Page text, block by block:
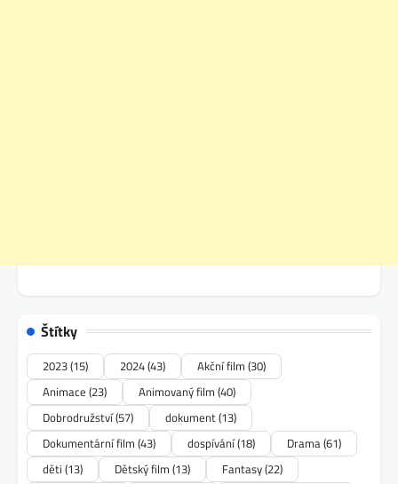
Štítky
2023(15) 2024(43) Akční film (30)
Animace (23) Animovaný film (40)
Dobrodružství(57) dokument(13)
Dokumentární film (43) dospívání(18) Drama(61)
děti (13) Dětský film (13) Fantasy(22)